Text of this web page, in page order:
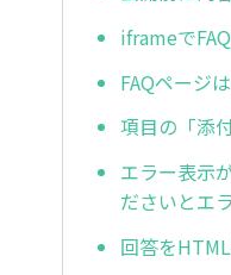
iframeで
FAQページ
項目の「添
エラー表示
ださいとエ
回答を